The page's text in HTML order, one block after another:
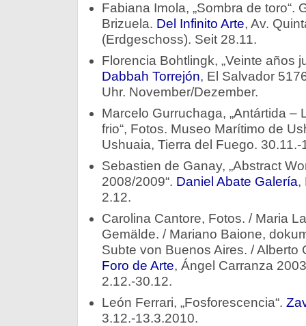
Fabiana Imola, „Sombra de toro“.
Brizuela. Del Infinito Arte, Av.
(Erdgeschoss). Seit 28.11.
Florencia Bohtlingk, „Veinte años
Dabbah Torrejón, El Salvador
Uhr. November/Dezember.
Marcelo Gurruchaga, „Antártida –
frio“, Fotos. Museo Marítimo de
Ushuaia, Tierra del Fuego. 30.11.-
Sebastien de Ganay, „Abstract
2008/2009“. Daniel Abate Galería,
2.12.
Carolina Cantore, Fotos. / Maria
Gemälde. / Mariano Baione,
Subte von Buenos Aires. / Alberto
Foro de Arte, Ángel Carranza
2.12.-30.12.
León Ferrari, „Fosforescencia“.
3.12.-13.3.2010.